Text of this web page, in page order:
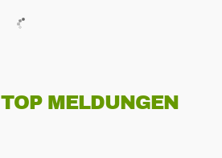
TOP MELDUNGEN